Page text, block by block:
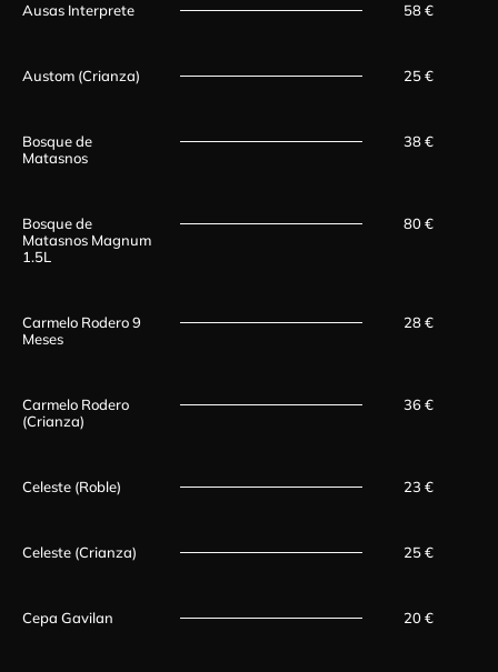
Ausas Interprete 58 €
Austom (Crianza) 25 €
Bosque de
Matasnos
38 €
Bosque de
Matasnos Magnum
1.5L
80 €
Carmelo Rodero 9
Meses
28 €
Carmelo Rodero
(Crianza)
36 €
Celeste (Roble) 23 €
Celeste (Crianza) 25 €
Cepa Gavilan 20 €